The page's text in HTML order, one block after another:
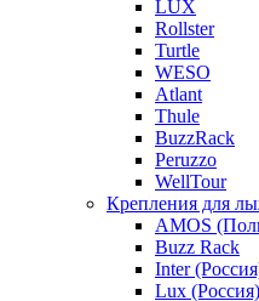
LUX
Rollster
Turtle
WESO
Atlant
Thule
BuzzRack
Peruzzo
WellTour
Крепления для
AMOS
Buzz Rack
Inter
Lux (Россия)